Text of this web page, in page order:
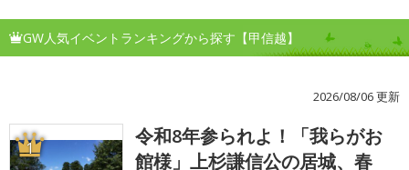
GW人気イベントランキングから探す【甲信越】
2026/08/06 更新
1
令和8年参られよ！「我らがお
館様」上杉謙信公の居城、春